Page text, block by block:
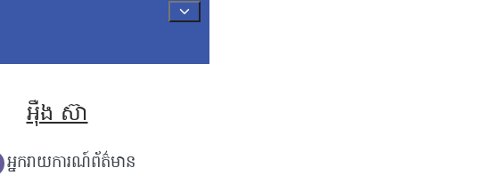
អុឺង ស៊ា
អ្នករាយការណ៍ព័ត៌មាន